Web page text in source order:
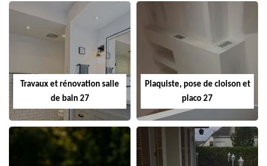
Travaux et rénovation salle
de bain 27
Plaquiste, pose de cloison et
placo 27